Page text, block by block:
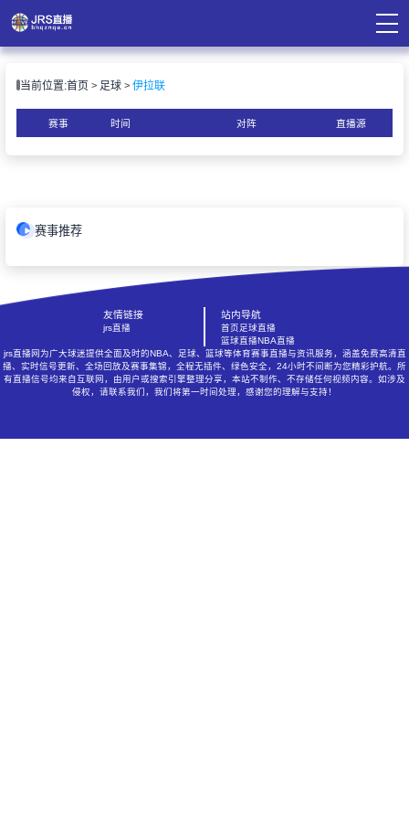
播
播
当前位置:首页 足球 伊拉联
赛事 时间 对阵 直播源
赛事推荐
友情链接
jrs直播
站内导航
首页足球直播
篮球直播NBA直播
jrs直播网为广大球迷提供全面及时的NBA、足球、篮球等体育赛事直播与资讯服务，涵盖免费高清直
播、实时信号更新、全场回放及赛事集锦，全程无插件、绿色安全，24小时不间断为您精彩护航。所
有直播信号均来自互联网，由用户或搜索引擎整理分享，本站不制作、不存储任何视频内容。如涉及
侵权，请联系我们，我们将第一时间处理，感谢您的理解与支持！